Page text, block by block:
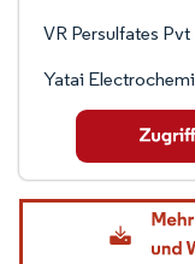
VR Persulfates Pvt
Yatai